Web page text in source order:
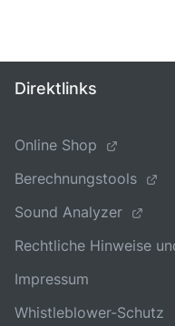
Direktlinks
Online Shop
Berechnungstools
Sound Analyzer
Rechtliche Hinweise
Impressum
Whistleblower-Schutz